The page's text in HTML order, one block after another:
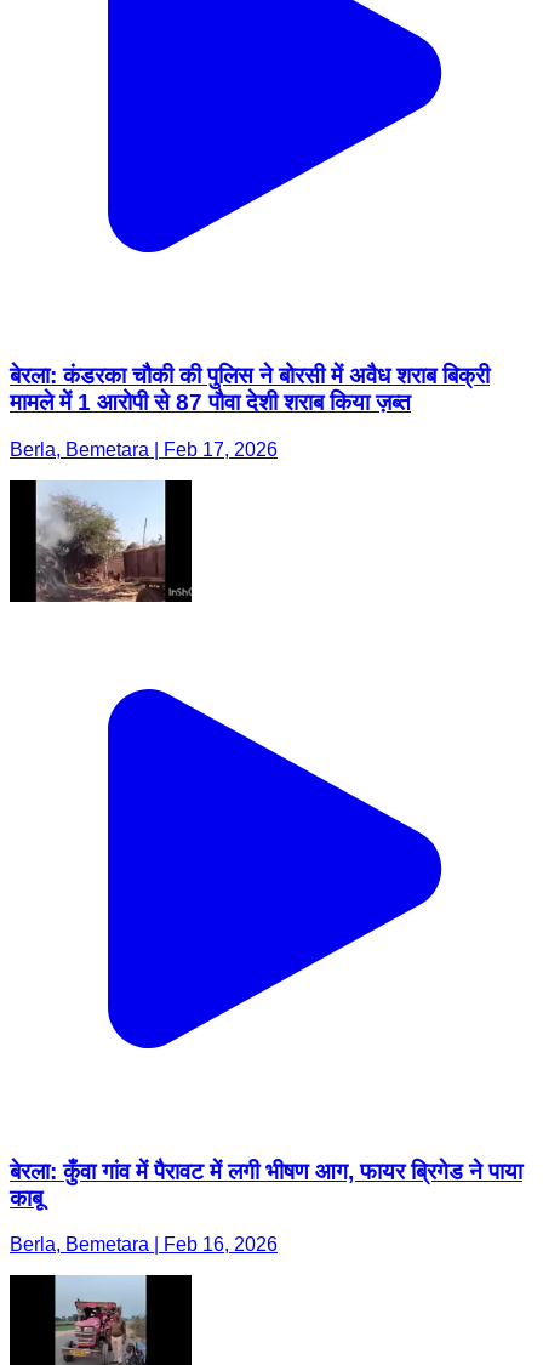
बेरला: कंडरका चौकी की पुलिस ने बोरसी में अवैध शराब बिक्री
मामले में 1 आरोपी से 87 पौवा देशी शराब किया ज़ब्त
Berla, Bemetara | Feb 17, 2026
बेरला: कुँवा गांव में पैरावट में लगी भीषण आग, फायर ब्रिगेड ने पाया
काबू
Berla, Bemetara | Feb 16, 2026